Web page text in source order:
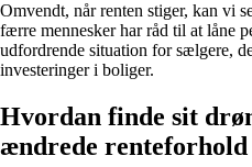
Omvendt, når renten stiger, kan vi
færre mennesker har råd til at låne
udfordrende situation for sælgere,
investeringer i boliger.
Hvordan finde sit
ændrede renteforhold